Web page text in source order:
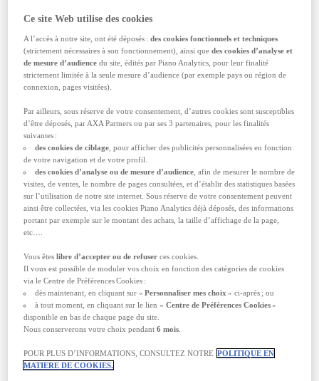
À quelles dates se tient l'Exposition
Universelle d'Osaka ?
À vos agendas ! L’Exposition Universelle se
tiendra du13 avril au 13 octobre 2025, soit six
mois de festivités, de découvertes et d’échanges
culturels. Ce calendrier stratégique permet aux
printemps, l'été et le début de l’automne japonais,
offrant une variété d’ambiances et de paysages. À
vous de choisir la saison qui vous sied le mieux
pour poser vos bagages au Japon et enrichir vos
neurones de différents savoirs.
Le conseil à suivre: suivez notrecheck-list du
parfait globe-trotter
pour bien préparer un voyage.
Où se déroule l’Exposition Universelle
Qui dit “innovation” dit forcément “site
exceptionnel” ! Direction l’île artificielle de
Yumeshima, dans la baie d’Osaka pour découvrir
un lieu futuriste, à la hauteur de l’événement.
Carte blanche à été donnée à l’architecte Sou
Fujimoto pour vous faire vivre une expérience à
part. Résultat ? Il a imaginé une structure en bois
circulaire, inspirée des traditions japonaises.
Vous pourrez déambuler tout autour et accéder au
toit, d’où vous aurez une vue imparable sur les
Ce site Web utilise des cookies
A l’accès à notre site, ont été déposés :des cookies fonctionnels et techniques
(strictement nécessaires à son fonctionnement), ainsi quedes cookies d’analyse et
de mesure d’audience du site, édités par Piano Analytics, pour leur finalité
strictement limitée à la seule mesure d’audience (par exemple pays ou région de
connexion, pages visitées).
Par ailleurs, sous réserve de votre consentement, d’autres cookies sont susceptibles
d’être déposés, par AXA Partners ou par ses 3 partenaires, pour les finalités
suivantes :
des cookies de ciblage, pour afficher des publicités personnalisées en fonction
de votre navigation et de votre profil.
des cookies d’analyse ou de mesure d’audience, afin de mesurer le nombre de
visites, de ventes, le nombre de pages consultées, et d’établir des statistiques basées
sur l’utilisation de notre site internet. Sous réserve de votre consentement peuvent
ainsi être collectées, via les cookies Piano Analytics déjà déposés, des informations
portant par exemple sur le montant des achats, la taille d’affichage de la page,
etc….
Vous êteslibre d’accepter ou de refuser ces cookies.
Il vous est possible de moduler vos choix en fonction des catégories de cookies
via le Centre de Préférences Cookies :
dès maintenant, en cliquant sur « Personnaliser mes choix » ci-après ; ou
à tout moment, en cliquant sur le lien « Centre de Préférences Cookies»
disponible en bas de chaque page du site.
Nous conserverons votre choix pendant6 mois
POUR PLUS D’INFORMATIONS, CONSULTEZ NOTRE POLITIQUE EN
MATIERE DE COOKIES.